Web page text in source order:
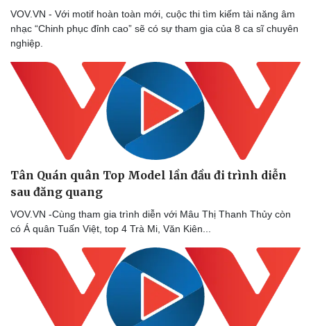
VOV.VN - Với motif hoàn toàn mới, cuộc thi tìm kiếm tài năng âm
nhạc “Chinh phục đỉnh cao” sẽ có sự tham gia của 8 ca sĩ chuyên
nghiệp.
Tân Quán quân Top Model lần đầu đi trình diễn
sau đăng quang
VOV.VN -Cùng tham gia trình diễn với Mâu Thị Thanh Thủy còn
có Á quân Tuấn Việt, top 4 Trà Mi, Văn Kiên...